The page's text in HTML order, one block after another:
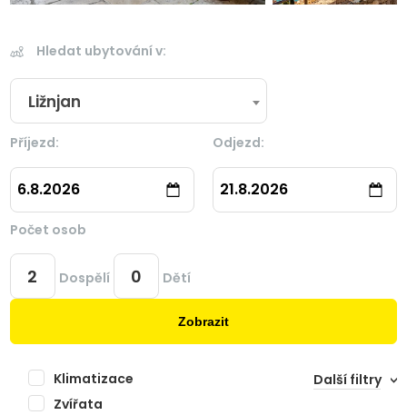
Hledat ubytování v:
Ližnjan
Příjezd:
6.8.2026
Odjezd:
21.8.2026
Počet osob
Dospělí Dětí
Zobrazit
Klimatizace
Zvířata
Další filtry